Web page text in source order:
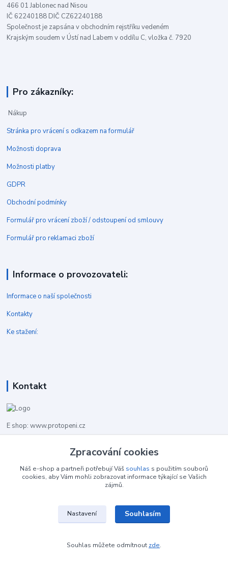
466 01 Jablonec nad Nisou
IČ 62240188 DIČ CZ62240188
Společnost je zapsána v obchodním rejstříku vedeném
Krajským soudem v Ústí nad Labem v oddílu C, vložka č. 7920
Pro zákazníky:
Nákup
Stránka pro vrácení s odkazem na formulář
Možnosti doprava
Možnosti platby
GDPR
Obchodní podmínky
Formulář pro vrácení zboží / odstoupení od smlouvy
Formulář pro reklamaci zboží
Informace o provozovateli:
Informace o naší společnosti
Kontakty
Ke stažení:
Kontakt
E shop: www.protopeni.cz
+420 483 710 226
info@protopeni.cz
Zpracování cookies
Náš e-shop a partneři potřebují Váš souhlas s použitím souborů
cookies, aby Vám mohli zobrazovat informace týkající se Vašich
zájmů.
Nastavení Souhlasím
Souhlas můžete odmítnout zde.